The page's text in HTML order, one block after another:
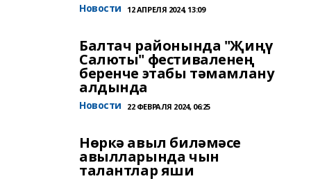
Новости 12 АПРЕЛЯ 2024, 13:09
Балтач районында "Җиңү
Салюты" фестиваленең
беренче этабы тәмамлану
алдында
Новости 22 ФЕВРАЛЯ 2024, 06:25
Нөркә авыл биләмәсе
авылларында чын
талантлар яши